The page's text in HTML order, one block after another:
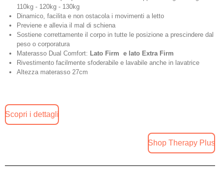
110kg - 120kg - 130kg
Dinamico, facilita e non ostacola i movimenti a letto
Previene e allevia il mal di schiena
Sostiene correttamente il corpo in tutte le posizione a prescindere dal
peso o corporatura
Materasso Dual Comfort: Lato Firm e lato Extra Firm
Rivestimento facilmente sfoderabile e lavabile anche in lavatrice
Altezza materasso 27cm
Scopri i dettagli
Shop Therapy Plus